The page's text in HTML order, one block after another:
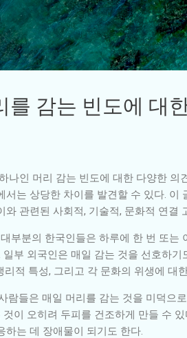
텐츠로 건너뛰기
감는 빈도에 대
인 머리 감는 빈도에 대한 다양한 의
는 상당한 차이를 발견할 수 있다. 이
관련된 사회적, 기술적, 문화적 연결
부분의 한국인들은 하루에 한 번 또는
부 외국인은 매일 감는 것을 선호하기
적 특성, 그리고 각 문화의 위생에 대
들은 매일 머리를 감는 것을 미덕으
이 오히려 두피를 건조하게 만들 수
는 데 장애물이 되기도 한다.